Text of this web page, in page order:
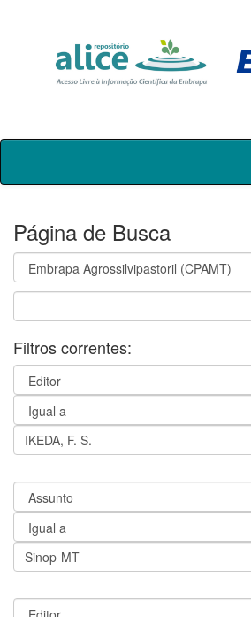
Skip
Página de Busca
Filtros correntes: